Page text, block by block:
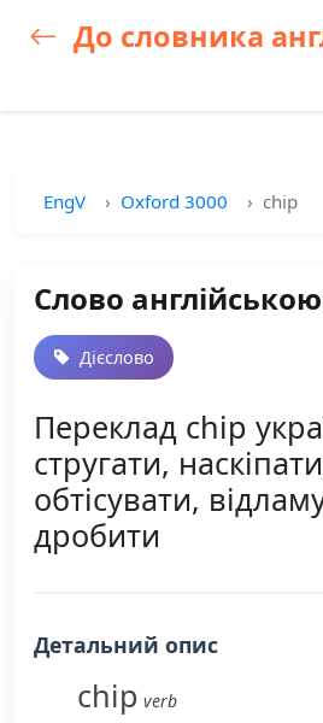
До словника
EngV Oxford 3000 chip
Слово
Дієслово
Переклад chip
стругати,
обтісувати,
дробити
Детальний опис
chip verb